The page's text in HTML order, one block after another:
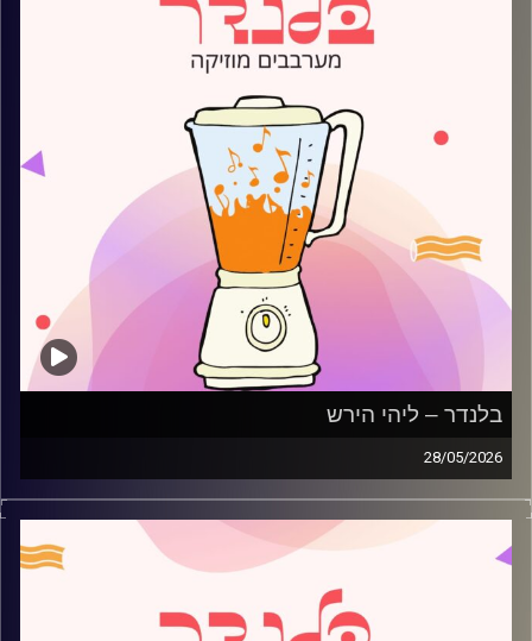
בלנדר – ליהי הירש
28/05/2026
מוזיקה רגועה לפתוח איתה את הבוקר בהגשת ליהי הירש
קרדיט תמונות:
AudioVersity